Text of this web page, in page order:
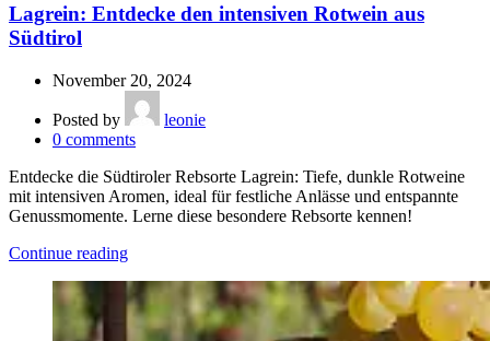
Lagrein: Entdecke den intensiven Rotwein aus
Südtirol
November 20, 2024
Posted by
leonie
0 comments
Entdecke die Südtiroler Rebsorte Lagrein: Tiefe, dunkle Rotweine
mit intensiven Aromen, ideal für festliche Anlässe und entspannte
Genussmomente. Lerne diese besondere Rebsorte kennen!
Continue reading